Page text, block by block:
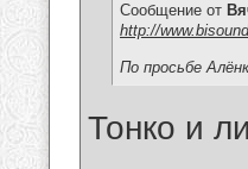
Сообщение от
http://
По просьбе
Тонко и